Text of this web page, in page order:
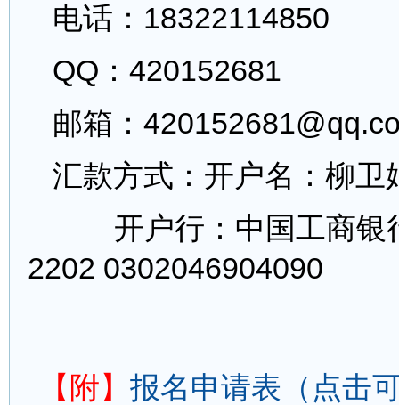
电话：18322114850
QQ：420152681
邮箱：
汇款方式：开户名：柳卫
开户行：中国工商
2202 0302046904090
【附】报名申请表（点击